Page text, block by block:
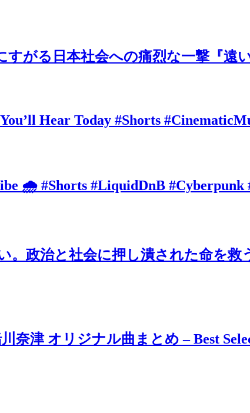
すがる日本社会への痛烈な一撃『遠
Hear Today #Shorts
🌧️ #Shorts #LiquidDnB #Cyberpunk
政治と社会に押し潰された命を救
奈津 オリジナル曲まとめ – Best